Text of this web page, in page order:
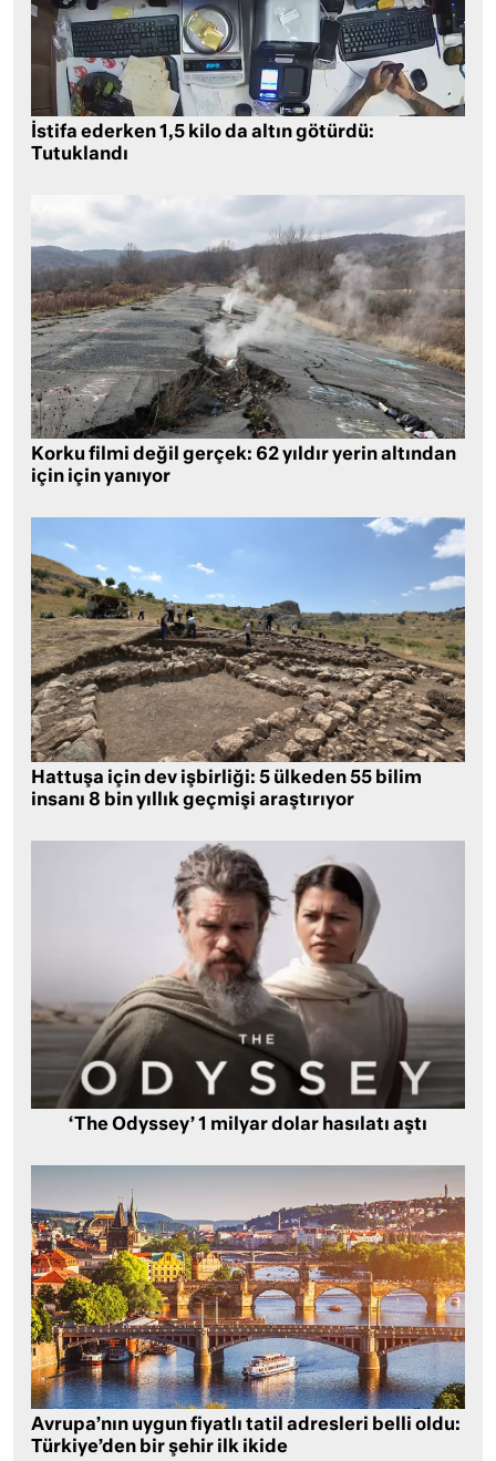
İstifa ederken 1,5 kilo da altın götürdü:
Tutuklandı
Korku filmi değil gerçek: 62 yıldır yerin altından
için için yanıyor
Hattuşa için dev işbirliği: 5 ülkeden 55 bilim
insanı 8 bin yıllık geçmişi araştırıyor
‘The Odyssey’ 1 milyar dolar hasılatı aştı
Avrupa’nın uygun fiyatlı tatil adresleri belli oldu:
Türkiye’den bir şehir ilk ikide